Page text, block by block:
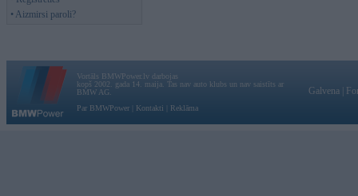
• Aizmirsi paroli?
Vortāls BMWPower.lv darbojas
kopš 2002. gada 14. maija. Tas nav auto klubs un nav saistīts ar
BMW AG.
Par BMWPower
Kontakti Reklāma
Galvena